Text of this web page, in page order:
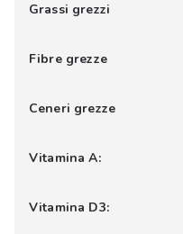
Grassi grezzi
Fibre grezze
Ceneri grezze
Vitamina A:
Vitamina D3: